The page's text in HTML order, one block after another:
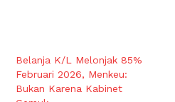
Belanja K/L Melonjak 85%
Februari 2026, Menkeu:
Bukan Karena Kabinet